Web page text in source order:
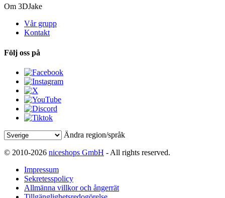
Om 3DJake
Vår grupp
Kontakt
Följ oss på
Ändra region/språk
© 2010-2026 niceshops GmbH - All rights reserved.
Impressum
Sekretesspolicy
Allmänna villkor och ångerrät